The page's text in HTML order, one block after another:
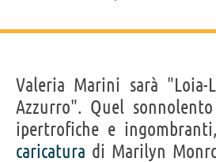
Valeria Marini sarà "Loia-
Azzurro". Quel
ipertrofiche e ingombranti,
caricatura di Marilyn